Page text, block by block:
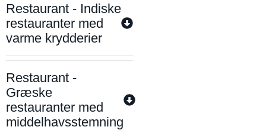
Restaurant - Indiske
restauranter med
varme krydderier
Restaurant -
Græske
restauranter med
middelhavsstemning